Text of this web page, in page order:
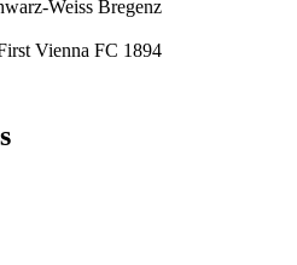
Weiss Bregenz
Vienna FC 1894